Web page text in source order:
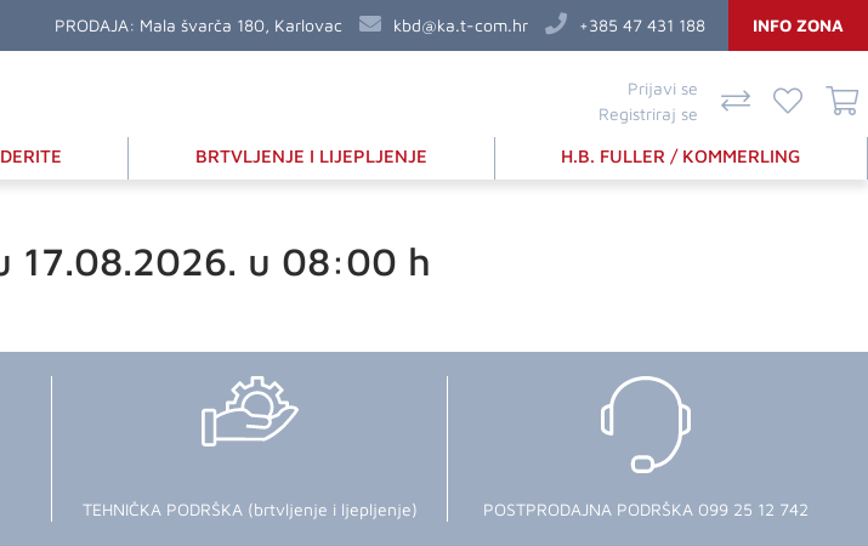
PRODAJA: Mala švarča 180, Karlovac kbd@ka.t-com.hr +385 47 431 188 INFO ZONA
Prijavi se
Registriraj se
BRTVLJENJE I LIJEPLJENJE H.B. FULLER / KOMMERLING
17.08.2026. u 08:00 h
TEHNIČKA PODRŠKA (brtvljenje i ljepljenje) POSTPRODAJNA PODRŠKA 099 25 12 742